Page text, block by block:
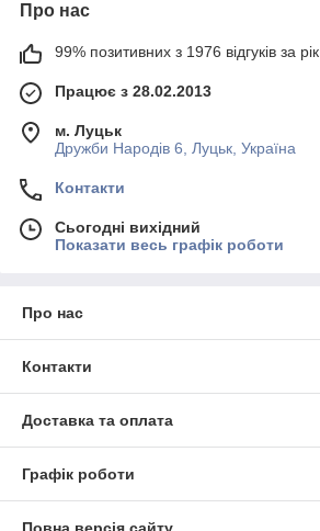
Про нас
99% позитивних з 1976 відгуків за рік
Працює з 28.02.2013
м. Луцьк
Дружби Народів 6, Луцьк, Україна
Контакти
Сьогодні вихідний
Показати весь графік роботи
Про нас
Контакти
Доставка та оплата
Графік роботи